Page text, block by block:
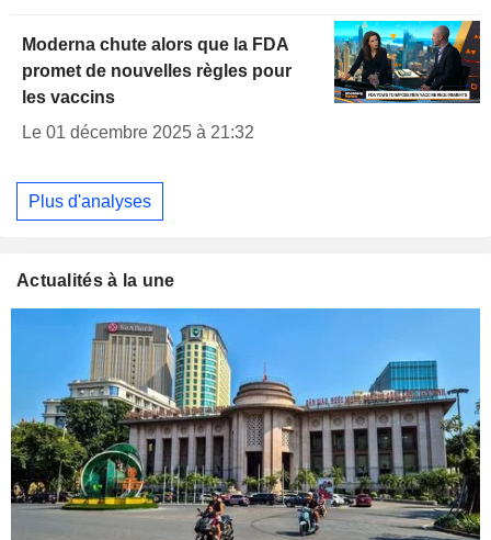
Moderna chute alors que la FDA
promet de nouvelles règles pour
les vaccins
Le 01 décembre 2025 à 21:32
Plus d'analyses
Actualités à la une